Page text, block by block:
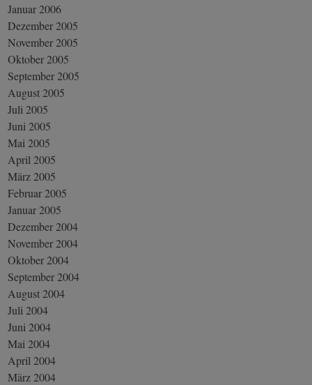
Januar 2006
Dezember 2005
November 2005
Oktober 2005
September 2005
August 2005
Juli 2005
Juni 2005
Mai 2005
April 2005
März 2005
Februar 2005
Januar 2005
Dezember 2004
November 2004
Oktober 2004
September 2004
August 2004
Juli 2004
Juni 2004
Mai 2004
April 2004
März 2004